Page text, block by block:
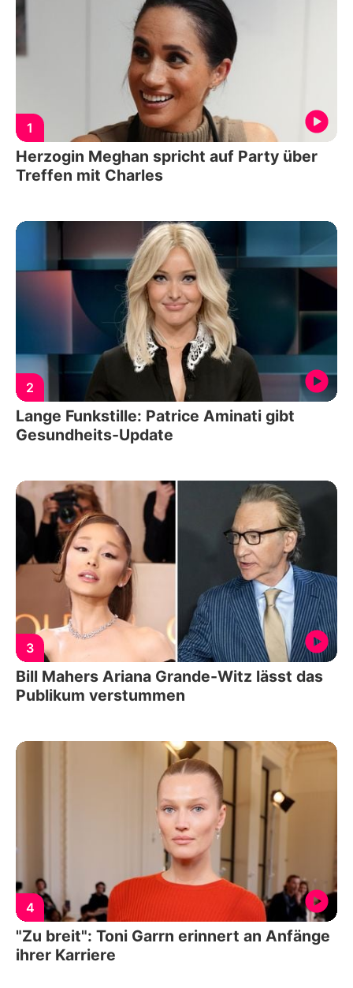
1
Herzogin Meghan spricht auf Party über
Treffen mit Charles
2
Lange Funkstille: Patrice Aminati gibt
Gesundheits-Update
3
Bill Mahers Ariana Grande-Witz lässt das
Publikum verstummen
4
"Zu breit": Toni Garrn erinnert an Anfänge
ihrer Karriere